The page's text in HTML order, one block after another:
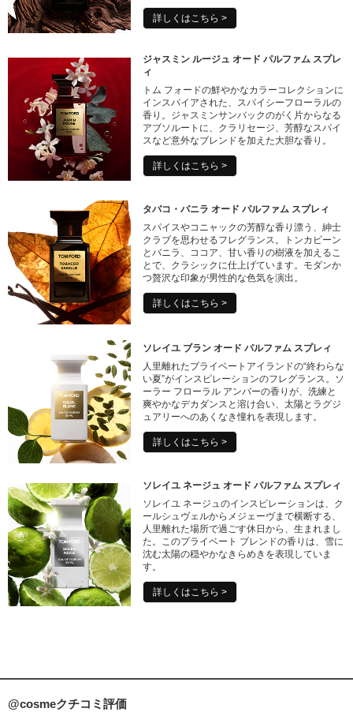
詳しくはこちら >
ジャスミン ルージュ オード パルファム スプレ
ィ
トム フォードの鮮やかなカラーコレクションに
インスパイアされた、スパイシーフローラルの
香り。ジャスミンサンバックのがく片からなる
アブソルートに、クラリセージ、芳醇なスパイ
スなど意外なブレンドを加えた大胆な香り。
詳しくはこちら >
タバコ・バニラ オード パルファム スプレィ
スパイスやコニャックの芳醇な香り漂う、紳士
クラブを思わせるフレグランス。トンカビーン
とバニラ、ココア、甘い香りの樹液を加えるこ
とで、クラシックに仕上げています。モダンか
つ贅沢な印象が男性的な色気を演出。
詳しくはこちら >
ソレイユ ブラン オード パルファム スプレィ
人里離れたプライベートアイランドの“終わらな
い夏”がインスピレーションのフレグランス。ソ
ーラー フローラル アンバーの香りが、洗練と
爽やかなデカダンスと溶け合い、太陽とラグジ
ュアリーへのあくなき憧れを表現します。
詳しくはこちら >
ソレイユ ネージュ オード パルファム スプレィ
ソレイユ ネージュのインスピレーションは、ク
ールシュヴェルからメジェーヴまで横断する、
人里離れた場所で過ごす休日から、生まれまし
た。このプライベート ブレンドの香りは、雪に
沈む太陽の穏やかなきらめきを表現していま
す。
詳しくはこちら >
@cosmeクチコミ評価